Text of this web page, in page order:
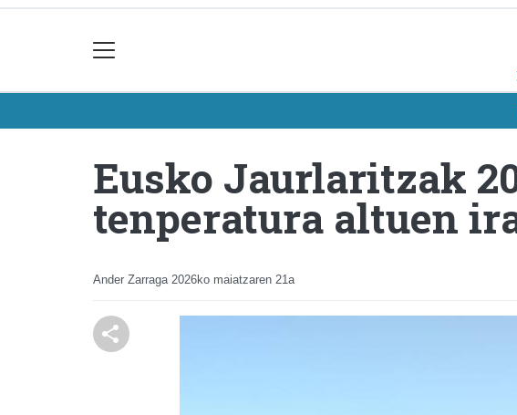
Eusko Jaurlaritzak
tenperatura altuen
Ander Zarraga 2026ko maiatzaren 21a